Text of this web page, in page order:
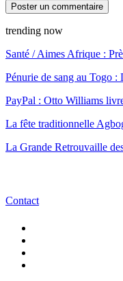
trending now
Santé / Aimes Afrique :
Pénurie de sang au Togo
PayPal : Otto Williams
La fête traditionnelle
La Grande Retrouvaille
Contact